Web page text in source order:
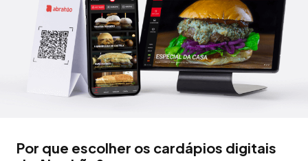
Por que escolher os cardápios digitais